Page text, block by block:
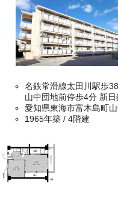
名鉄常滑線太田川駅歩
山中団
愛知県東海市富木島町
1965年築 / 4階建